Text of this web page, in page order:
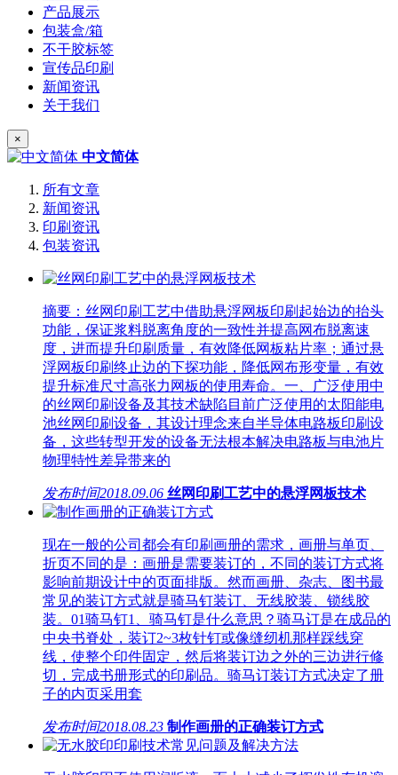
产品展示
包装盒/箱
不干胶标签
宣传品印刷
新闻资讯
关于我们
×
中文简体
所有文章
新闻资讯
印刷资讯
包装资讯
摘要：丝网印刷工艺中借助悬浮网板印刷起始边的抬头
功能，保证浆料脱离角度的一致性并提高网布脱离速
度，进而提升印刷质量，有效降低网板粘片率；通过悬
浮网板印刷终止边的下探功能，降低网布形变量，有效
提升标准尺寸高张力网板的使用寿命。一、广泛使用中
的丝网印刷设备及其技术缺陷目前广泛使用的太阳能电
池丝网印刷设备，其设计理念来自半导体电路板印刷设
备，这些转型开发的设备无法根本解决电路板与电池片
物理特性差异带来的
发布时间2018.09.06 丝网印刷工艺中的悬浮网板技术
现在一般的公司都会有印刷画册的需求，画册与单页、
折页不同的是：画册是需要装订的，不同的装订方式将
影响前期设计中的页面排版。然而画册、杂志、图书最
常见的装订方式就是骑马钉装订、无线胶装、锁线胶
装。01骑马钉1、骑马钉是什么意思？骑马订是在成品的
中央书脊处，装订2~3枚针钉或像缝纫机那样踩线穿
线，使整个印件固定，然后将装订边之外的三边进行修
切，完成书册形式的印刷品。骑马订装订方式决定了册
子的内页采用套
发布时间2018.08.23 制作画册的正确装订方式